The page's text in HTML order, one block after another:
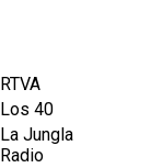
RTVA
Los 40
La Jungla
Radio